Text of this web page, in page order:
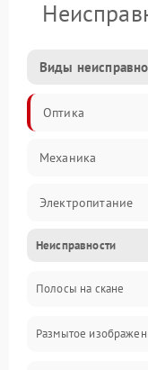
Виды
Оптика
Механика
Электропитание
ПО
Неисправности
Полосы на скане
Размытое